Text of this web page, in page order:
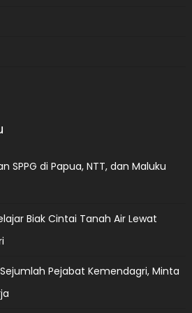
SPPG di Papua, NTT, dan Maluku
Biak Cintai Tanah Air Lewat
Pejabat Kemendagri, Minta